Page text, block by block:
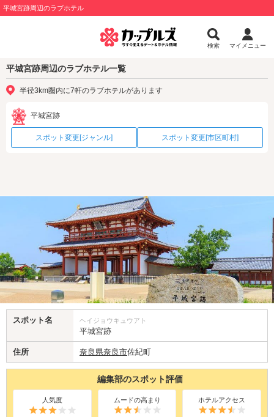
平城宮跡周辺のラブホテル
検索 マイメニュー
平城宮跡周辺のラブホテル一覧
半径3km圏内に7軒のラブホテルがあります
平城宮跡
スポット変更[ジャンル] スポット変更[市区町村]
スポット名 ヘイジョウキュウアト
平城宮跡
住所 奈良県奈良市佐紀町
編集部のスポット評価
人気度 ムードの高まり ホテルアクセス